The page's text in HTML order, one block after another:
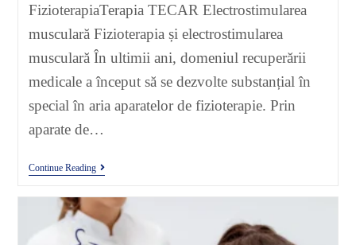
FizioterapiaTerapia TECAR Electrostimularea
musculară Fizioterapia și electrostimularea
musculară În ultimii ani, domeniul recuperării
medicale a început să se dezvolte substanțial în
special în aria aparatelor de fizioterapie. Prin
aparate de…
Continue Reading